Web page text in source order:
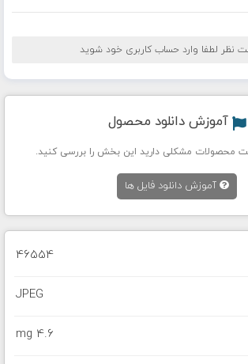
نظر لطفا وارد حساب کاربری خود شوید
آموزش دانلود محصول
محصولات مشکلی دارید این بخش را بررسی کنید.
آموزش دانلود فایل ها
46554
JPEG
4.6 mg